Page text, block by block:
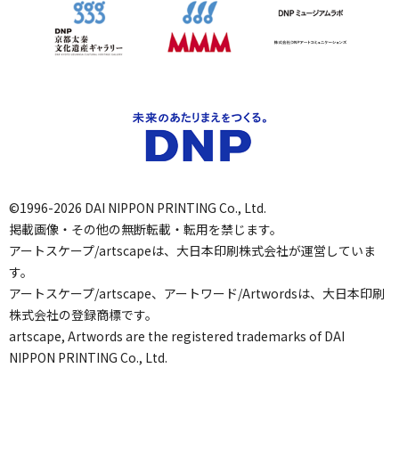
©1996-2026 DAI NIPPON PRINTING Co., Ltd.
掲載画像・その他の無断転載・転用を禁じます。
アートスケープ/artscapeは、大日本印刷株式会社が運営していま
す。
アートスケープ/artscape、アートワード/Artwordsは、大日本印刷
株式会社の登録商標です。
artscape, Artwords are the registered trademarks of DAI
NIPPON PRINTING Co., Ltd.